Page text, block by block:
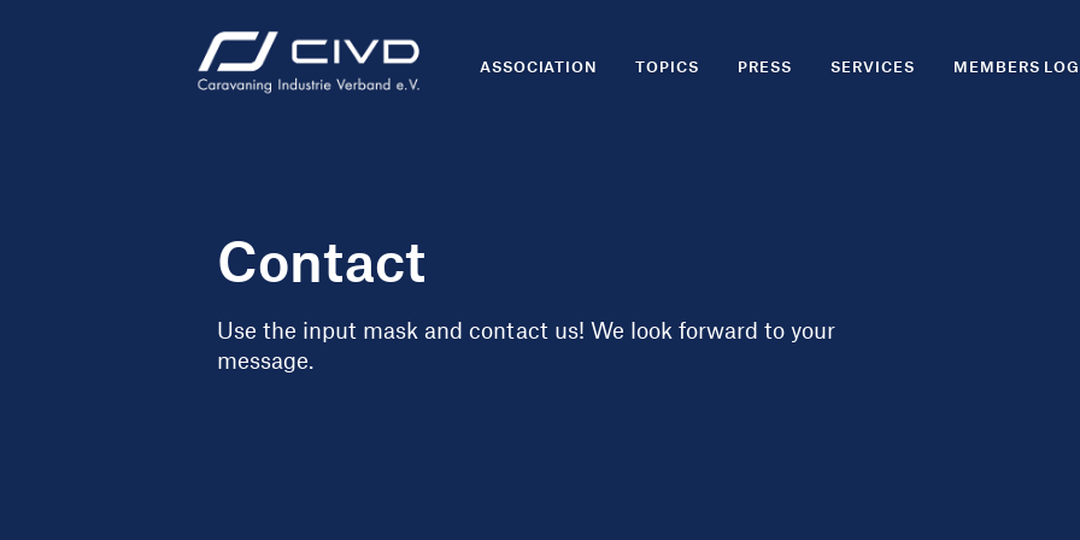
ASSOCIATION TOPICS PRESS SERVICES MEMBERS
Contact
Use the input mask and contact us! We look forward to your
message.